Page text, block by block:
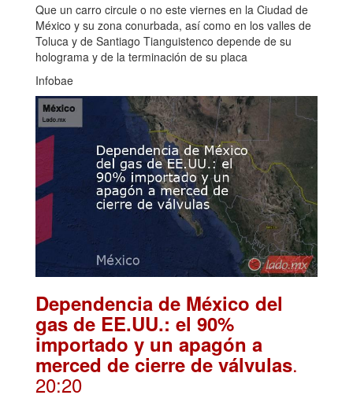
Que un carro circule o no este viernes en la Ciudad de
México y su zona conurbada, así como en los valles de
Toluca y de Santiago Tianguistenco depende de su
holograma y de la terminación de su placa
Infobae
Dependencia de México del
gas de EE.UU.: el 90%
importado y un apagón a
merced de cierre de válvulas.
20:20